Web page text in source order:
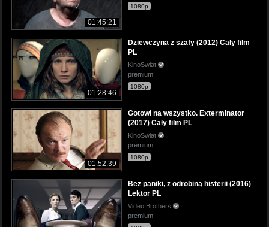
01:45:21
1080p
01:28:46
Dziewczyna z szafy (2012) Cały film
PL
KinoSwiat
premium
1080p
01:52:39
Gotowi na wszystko. Exterminator
(2017) Cały film PL
KinoSwiat
premium
1080p
Bez paniki, z odrobiną histerii (2016)
Lektor PL
Video Brothers
premium